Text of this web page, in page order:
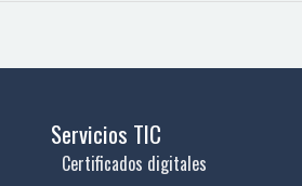
Servicios TIC
Certificados digitales